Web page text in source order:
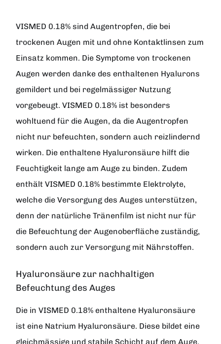
VISMED 0.18% sind Augentropfen, die bei
trockenen Augen mit und ohne Kontaktlinsen zum
Einsatz kommen. Die Symptome von trockenen
Augen werden danke des enthaltenen Hyalurons
gemildert und bei regelmässiger Nutzung
vorgebeugt. VISMED 0.18% ist besonders
wohltuend für die Augen, da die Augentropfen
nicht nur befeuchten, sondern auch reizlindernd
wirken. Die enthaltene Hyaluronsäure hilft die
Feuchtigkeit lange am Auge zu binden. Zudem
enthält VISMED 0.18% bestimmte Elektrolyte,
welche die Versorgung des Auges unterstützen,
denn der natürliche Tränenfilm ist nicht nur für
die Befeuchtung der Augenoberfläche zuständig,
sondern auch zur Versorgung mit Nährstoffen.
Hyaluronsäure zur nachhaltigen
Befeuchtung des Auges
Die in VISMED 0.18% enthaltene Hyaluronsäure
ist eine Natrium Hyaluronsäure. Diese bildet eine
gleichmässige und stabile Schicht auf dem Auge.